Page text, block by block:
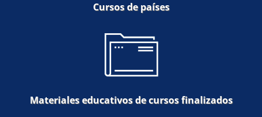
Cursos de países
Materiales educativos de cursos finalizados